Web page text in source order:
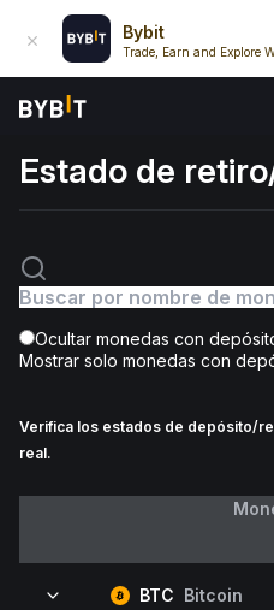
Bybit
Trade, Earn and Explore
Estado de
Ocultar monedas con
Mostrar solo monedas con
Verifica los estados de depósito/
real.
BTC Bitcoin